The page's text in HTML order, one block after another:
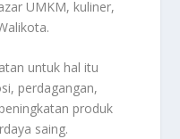
UMKM, kuliner,
untuk hal itu
perdagangan,
produk
saing.